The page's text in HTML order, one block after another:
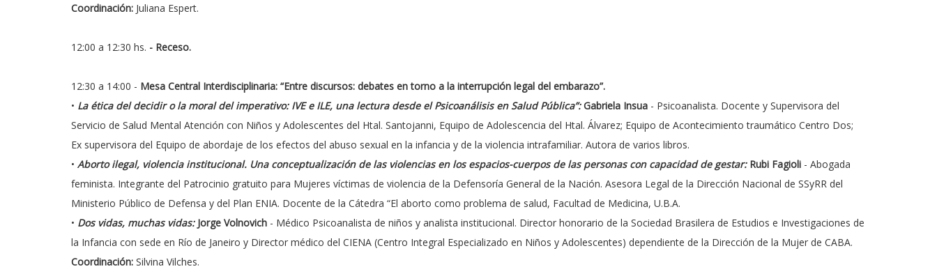
Coordinación: Juliana Espert.
12:00 a 12:30 hs. - Receso.
12:30 a 14:00 - Mesa Central Interdisciplinaria: “Entre discursos: debates en torno a la interrupción legal del embarazo”.
• La ética del decidir o la moral del imperativo: IVE e ILE, una lectura desde el Psicoanálisis en Salud Pública”:Gabriela Insua - Psicoanalista. Docente y Supervisora del
Servicio de Salud Mental Atención con Niños y Adolescentes del Htal. Santojanni, Equipo de Adolescencia del Htal. Álvarez; Equipo de Acontecimiento traumático Centro Dos;
Ex supervisora del Equipo de abordaje de los efectos del abuso sexual en la infancia y de la violencia intrafamiliar. Autora de varios libros.
• Aborto ilegal, violencia institucional. Una conceptualización de las violencias en los espacios-cuerpos de las personas con capacidad de gestar: Rubi Fagioli - Abogada
feminista. Integrante del Patrocinio gratuito para Mujeres víctimas de violencia de la Defensoría General de la Nación. Asesora Legal de la Dirección Nacional de SSyRR del
Ministerio Público de Defensa y del Plan ENIA. Docente de la Cátedra “El aborto como problema de salud, Facultad de Medicina, U.B.A.
• Dos vidas, muchas vidas: Jorge Volnovich - Médico Psicoanalista de niños y analista institucional. Director honorario de la Sociedad Brasilera de Estudios e Investigaciones de
la Infancia con sede en Río de Janeiro y Director médico del CIENA (Centro Integral Especializado en Niños y Adolescentes) dependiente de la Dirección de la Mujer de CABA.
Coordinación: Silvina Vilches.